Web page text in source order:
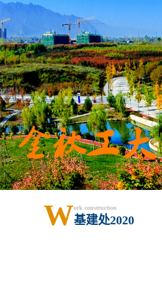
Work construction
基建处2020